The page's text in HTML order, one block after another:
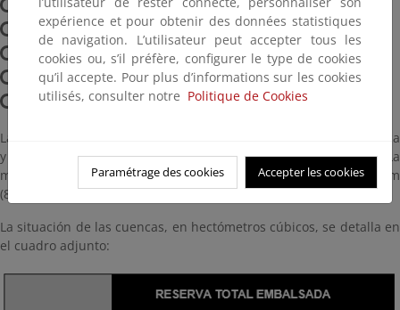
Cuenca Mediterránea Andaluza al 77,0%
Segura al 60,0%
Júcar al 68,1%
Ebro al 88,3%
Cuencas internas de Cataluña al 93,2%
Las precipitaciones han sido abundantes en la vertiente Atlántica
y han afectado en menor medida a la vertiente Mediterránea. La
máxima se ha producido en San Sebastián - Donostia con 85,6 mm
(85,6 l/m²)
La situación de las cuencas, en hectómetros cúbicos, se detalla en
el cuadro adjunto:
expérience et pour obtenir des données statistiques
de navigation. L’utilisateur peut accepter tous les
cookies ou, s’il préfère, configurer le type de cookies
qu’il accepte. Pour plus d’informations sur les cookies
utilisés, consulter notre Politique de Cookies
Paramétrage des cookies Accepter les cookies